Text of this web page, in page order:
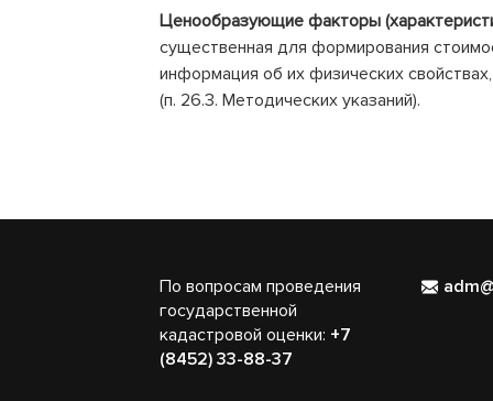
Ценообразующие факторы
существенная для формирования
информация об их физических
(п. 26.3. Методических указаний).
По вопросам проведения
государственной
кадастровой оценки: +7
(8452) 33-88-37